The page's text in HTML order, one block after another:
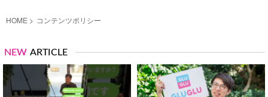
HOME コンテンツポリシー
NEW ARTICLE